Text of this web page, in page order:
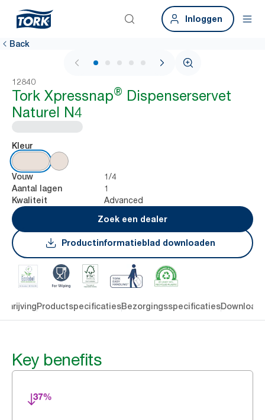
Inloggen
Back
1 / 7
12840
Tork Xpressnap® Dispenserservet
Naturel N4
Kleur
Vouw 1/4
Aantal lagen 1
Kwaliteit
Advanced
Zoek een dealer
Productinformatieblad downloaden
ProductspecificatiesBezorgingsspecificaties
Key benefits